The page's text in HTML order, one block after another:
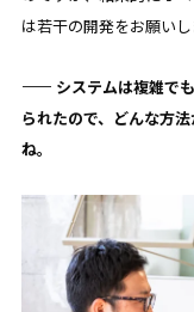
は若干の開発をお願いし
—— システムは複雑で
られたので、どんな方
ね。